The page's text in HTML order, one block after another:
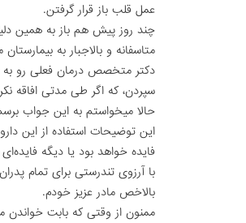
عمل قلب باز قرار گرفتن.
چند روز پیش هم باز به همین
متاسفانه و بالاجبار به
دکتر متخصص درمان فعلی رو به
سپردن، که اگر طی مدتی افاقه
حالا میخواستم به این جواب
این توضیحات استفاده از این
فایده خواهد بود یا دیگه فایده‌ای
با آرزوی تندرستی برای تمام
بالاخص مادر عزیز خودم.
ممنون از وقتی که بابت